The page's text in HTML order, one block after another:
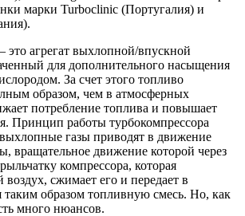
марки Turboclinic (Португалия) и
агрегат выхлопной/впускной
для дополнительного насыщения
За счет этого топливо
образом, чем в атмосферных
потребление топлива и повышает
Принцип работы турбокомпрессора
газы приводят в движение
вращательное движение которой через
компрессора, которая
воздух, сжимает его и передает в
образом топливную смесь. Но, как
много нюансов.